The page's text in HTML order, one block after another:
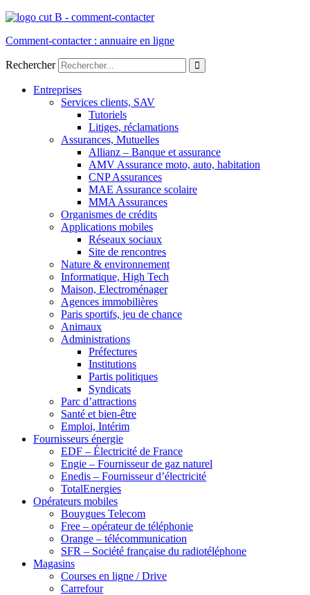
Comment-contacter : annuaire en ligne
Rechercher
Entreprises
Services clients, SAV
Tutoriels
Litiges, réclamations
Assurances, Mutuelles
Allianz – Banque et assurance
AMV Assurance moto, auto, habitation
CNP Assurances
MAE Assurance scolaire
MMA Assurances
Organismes de crédits
Applications mobiles
Réseaux sociaux
Site de rencontres
Nature & environnement
Informatique, High Tech
Maison, Electroménager
Agences immobilières
Paris sportifs, jeu de chance
Animaux
Administrations
Préfectures
Institutions
Partis politiques
Syndicats
Parc d’attractions
Santé et bien-être
Emploi, Intérim
Fournisseurs énergie
EDF – Électricité de France
Engie – Fournisseur de gaz naturel
Enedis – Fournisseur d’électricité
TotalEnergies
Opérateurs mobiles
Bouygues Telecom
Free – opérateur de téléphonie
Orange – télécommunication
SFR – Société française du radiotéléphone
Magasins
Courses en ligne / Drive
Carrefour